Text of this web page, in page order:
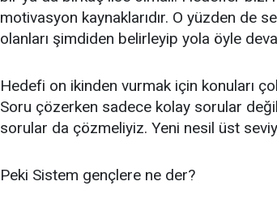
motivasyon kaynaklarıdır. O yüzden de
olanları şimdiden belirleyip yola öyle
Hedefi on ikinden vurmak için konuları
Soru çözerken sadece kolay sorular
sorular da çözmeliyiz. Yeni nesil üst
Peki Sistem gençlere ne der?